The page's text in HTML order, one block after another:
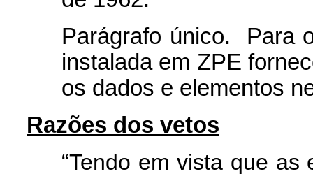
Parágrafo único. Para
instalada em ZPE
os dados e elementos
Razões dos vetos
“Tendo em vista que